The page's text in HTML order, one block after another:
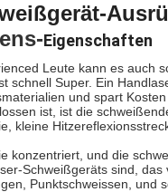
Eigenschaften
Leute kann es auch
schnell Super. Ein
und spart Kosten
ist, ist die
kleine
konzentriert, und die
Schweißgeräts sind,
Punktschweissen, und